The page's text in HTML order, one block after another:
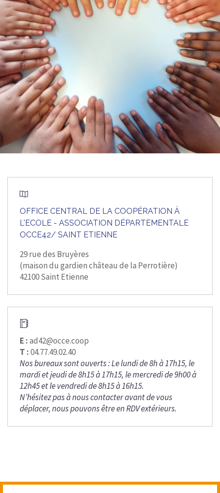
OFFICE CENTRAL DE LA COOPÉRATION À
L'ECOLE - ASSOCIATION DÉPARTEMENTALE
OCCE42/ SAINT ETIENNE
29 rue des Bruyères
(maison du gardien château de la Perrotière)
42100 Saint Etienne
E :ad42@occe.coop
T :04.77.49.02.40
Nos bureaux sont ouverts : Le lundi de 8h à 17h15, le
mardi et jeudi de 8h15 à 17h15, le mercredi de 9h00 à
12h45 et le vendredi de 8h15 à 16h15.
N’hésitez pas à nous contacter avant de vous
déplacer, nous pouvons être en RDV extérieurs.